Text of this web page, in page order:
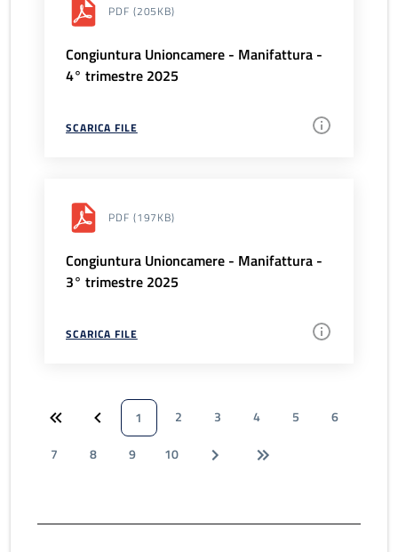
PDF (205KB)
Congiuntura Unioncamere - Manifattura -
4° trimestre 2025
SCARICA FILE
PDF (197KB)
Congiuntura Unioncamere - Manifattura -
3° trimestre 2025
SCARICA FILE
1 2 3 4 5
6
7
8 9 10